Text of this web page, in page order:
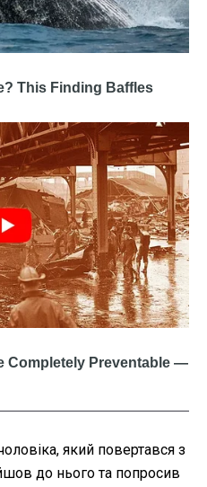
який повертався з
до нього та попросив